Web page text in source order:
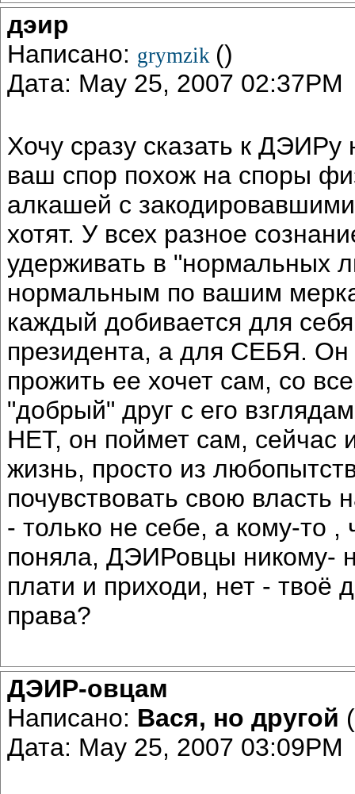
дэир
Написано: grymzik ()
Дата: May 25, 2007 02:37PM
Хочу сразу сказать к
ваш спор похож на споры
алкашей с
хотят. У всех разное
удерживать в "нормальных
нормальным по вашим
каждый добивается для
президента, а для СЕБЯ. Он
прожить ее хочет сам, со
"добрый" друг с его
НЕТ, он поймет сам, сейчас
жизнь, просто из
почувствовать свою
- только не себе, а кому-то
поняла, ДЭИРовцы никому-
плати и приходи, нет -
права?
ДЭИР-овцам
Написано: Вася, но другой
Дата: May 25, 2007 03:09PM